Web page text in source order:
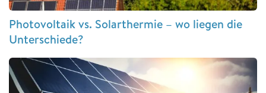
Photovoltaik vs. Solarthermie – wo liegen die
Unterschiede?